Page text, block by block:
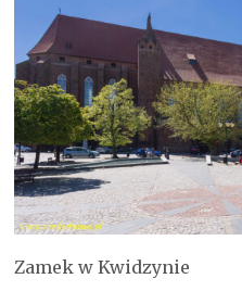
Zamek w Kwidzynie